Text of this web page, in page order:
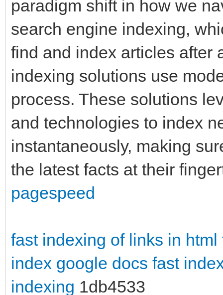
paradigm shift in how we
search engine indexing,
find and index articles after
indexing solutions use
process. These solutions
and technologies to index
instantaneously, making
the latest facts at their
pagespeed
fast indexing of links in html
index google docs fast
indexing 1db4533